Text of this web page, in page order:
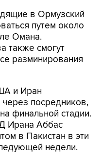
в Ормузский
путем около
Омана.
также смогут
разминирования
и Иран
посредников,
финальной стадии.
Ирана Аббас
в Пакистан в эти
недели.